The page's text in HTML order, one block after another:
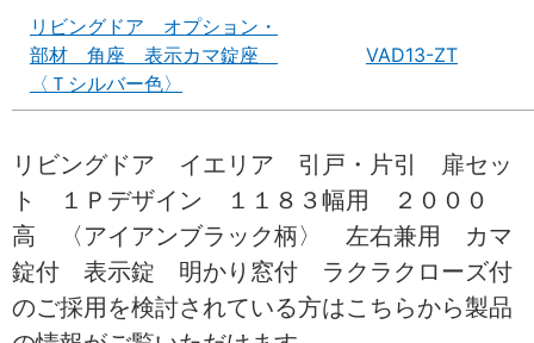
リビングドア オプション・
部材 角座 表示カマ錠座
〈Ｔシルバー色〉
VAD13-ZT
リビングドア イエリア 引戸・片引 扉セッ
ト １Ｐデザイン １１８３幅用 ２０００
高 〈アイアンブラック柄〉 左右兼用 カマ
錠付 表示錠 明かり窓付 ラクラクローズ付
のご採用を検討されている方はこちらから製品